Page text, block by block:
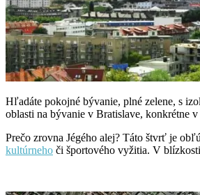
Hľadáte pokojné bývanie, plné zelene, s
oblasti na bývanie v Bratislave, konkrétne
Prečo zrovna Jégého alej? Táto štvrť je
kultúrneho či športového vyžitia. V